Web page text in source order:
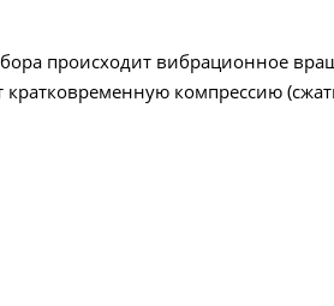
происходит вибрационное
компрессию